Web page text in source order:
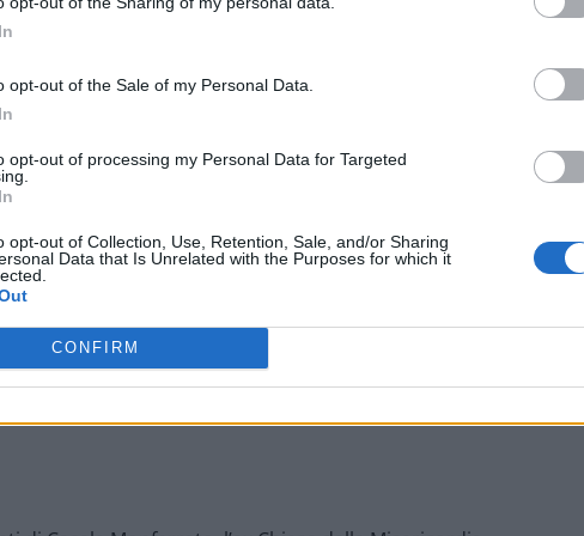
opt-out of the Sale of my Personal Data.
opt-out of processing my Personal Data for Targeted
opt-out of Collection, Use, Retention, Sale, and/or Sharing
Data that Is Unrelated with the Purposes for which it
CONFIRM
retrospettiva di Maria Teresa Guaschino, una artista
storia, singola e collettiva
Misericordia